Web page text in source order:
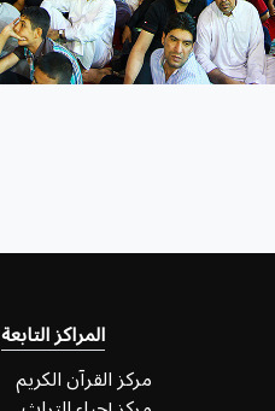
المراكز التابعة
مركز القرآن الكريم